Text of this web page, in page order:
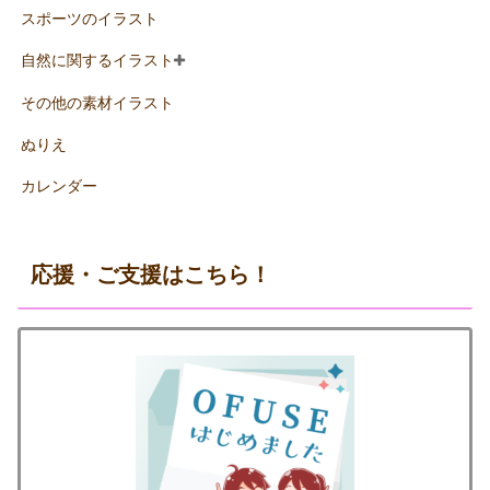
スポーツのイラスト
自然に関するイラスト
その他の素材イラスト
ぬりえ
カレンダー
応援・ご支援はこちら！